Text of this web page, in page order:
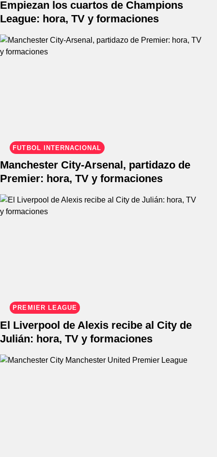
Empiezan los cuartos de Champions
League: hora, TV y formaciones
FÚTBOL INTERNACIONAL
Manchester City-Arsenal, partidazo de
Premier: hora, TV y formaciones
PREMIER LEAGUE
El Liverpool de Alexis recibe al City de
Julián: hora, TV y formaciones